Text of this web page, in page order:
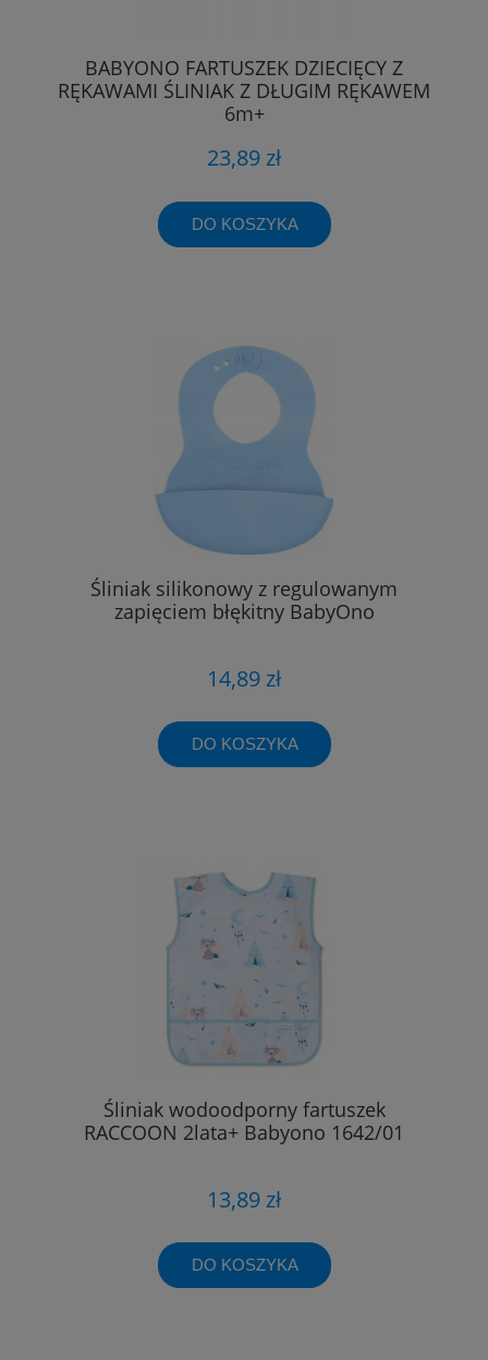
BABYONO FARTUSZEK DZIECIĘCY Z
RĘKAWAMI ŚLINIAK Z DŁUGIM RĘKAWEM
6m+
23,89 zł
DO KOSZYKA
Śliniak silikonowy z regulowanym
zapięciem błękitny BabyOno
14,89 zł
DO KOSZYKA
Śliniak wodoodporny fartuszek
RACCOON 2lata+ Babyono 1642/01
13,89 zł
DO KOSZYKA